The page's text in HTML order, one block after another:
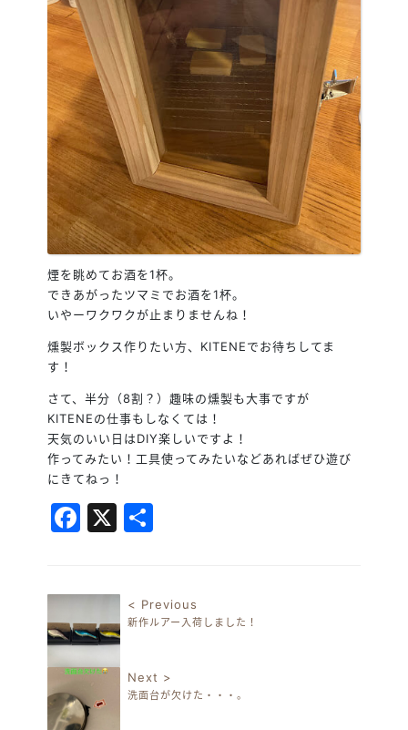
煙を眺めてお酒を1杯。
できあがったツマミでお酒を1杯。
いやーワクワクが止まりませんね！
燻製ボックス作りたい方、KITENEでお待ちしてま
す！
さて、半分（8割？）趣味の燻製も大事ですが
KITENEの仕事もしなくては！
天気のいい日はDIY楽しいですよ！
作ってみたい！工具使ってみたいなどあればぜひ遊び
にきてねっ！
Facebook
X
投稿ナビゲーション
< Previous
新作ルアー入荷しました！
Next >
洗面台が欠けた・・・。